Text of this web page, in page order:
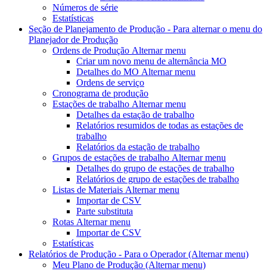
Números de série
Estatísticas
Seção de Planejamento de Produção - Para alternar o menu do
Planejador de Produção
Ordens de Produção Alternar menu
Criar um novo menu de alternância MO
Detalhes do MO Alternar menu
Ordens de serviço
Cronograma de produção
Estações de trabalho Alternar menu
Detalhes da estação de trabalho
Relatórios resumidos de todas as estações de
trabalho
Relatórios da estação de trabalho
Grupos de estações de trabalho Alternar menu
Detalhes do grupo de estações de trabalho
Relatórios de grupo de estações de trabalho
Listas de Materiais Alternar menu
Importar de CSV
Parte substituta
Rotas Alternar menu
Importar de CSV
Estatísticas
Relatórios de Produção - Para o Operador(Alternar menu)
Meu Plano de Produção (Alternar menu)